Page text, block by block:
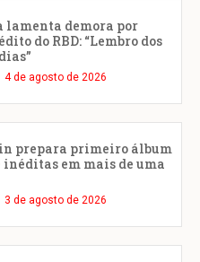
lamenta demora por
do RBD: “Lembro dos
4 de agosto de 2026
prepara primeiro álbum
inéditas em mais de uma
3 de agosto de 2026